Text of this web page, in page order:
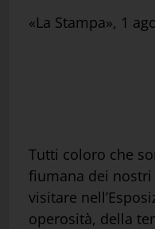
«La Stampa», 1
Tutti coloro che
fiumana dei nostri
visitare
operosità, della